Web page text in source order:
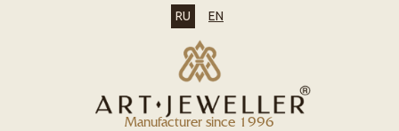
Manufacturer since 1996
RU EN